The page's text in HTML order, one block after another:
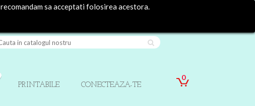
sa acceptati folosirea acestora.
Contact
0
PRINTABILE CONECTEAZA-TE